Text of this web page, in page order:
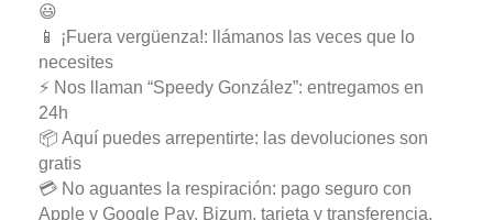
😃
📱 ¡Fuera vergüenza!: llámanos las veces que lo
necesites
⚡ Nos llaman “Speedy González”: entregamos en
24h
📦 Aquí puedes arrepentirte: las devoluciones son
gratis
💳 No aguantes la respiración: pago seguro con
Apple y Google Pay, Bizum, tarjeta y transferencia.